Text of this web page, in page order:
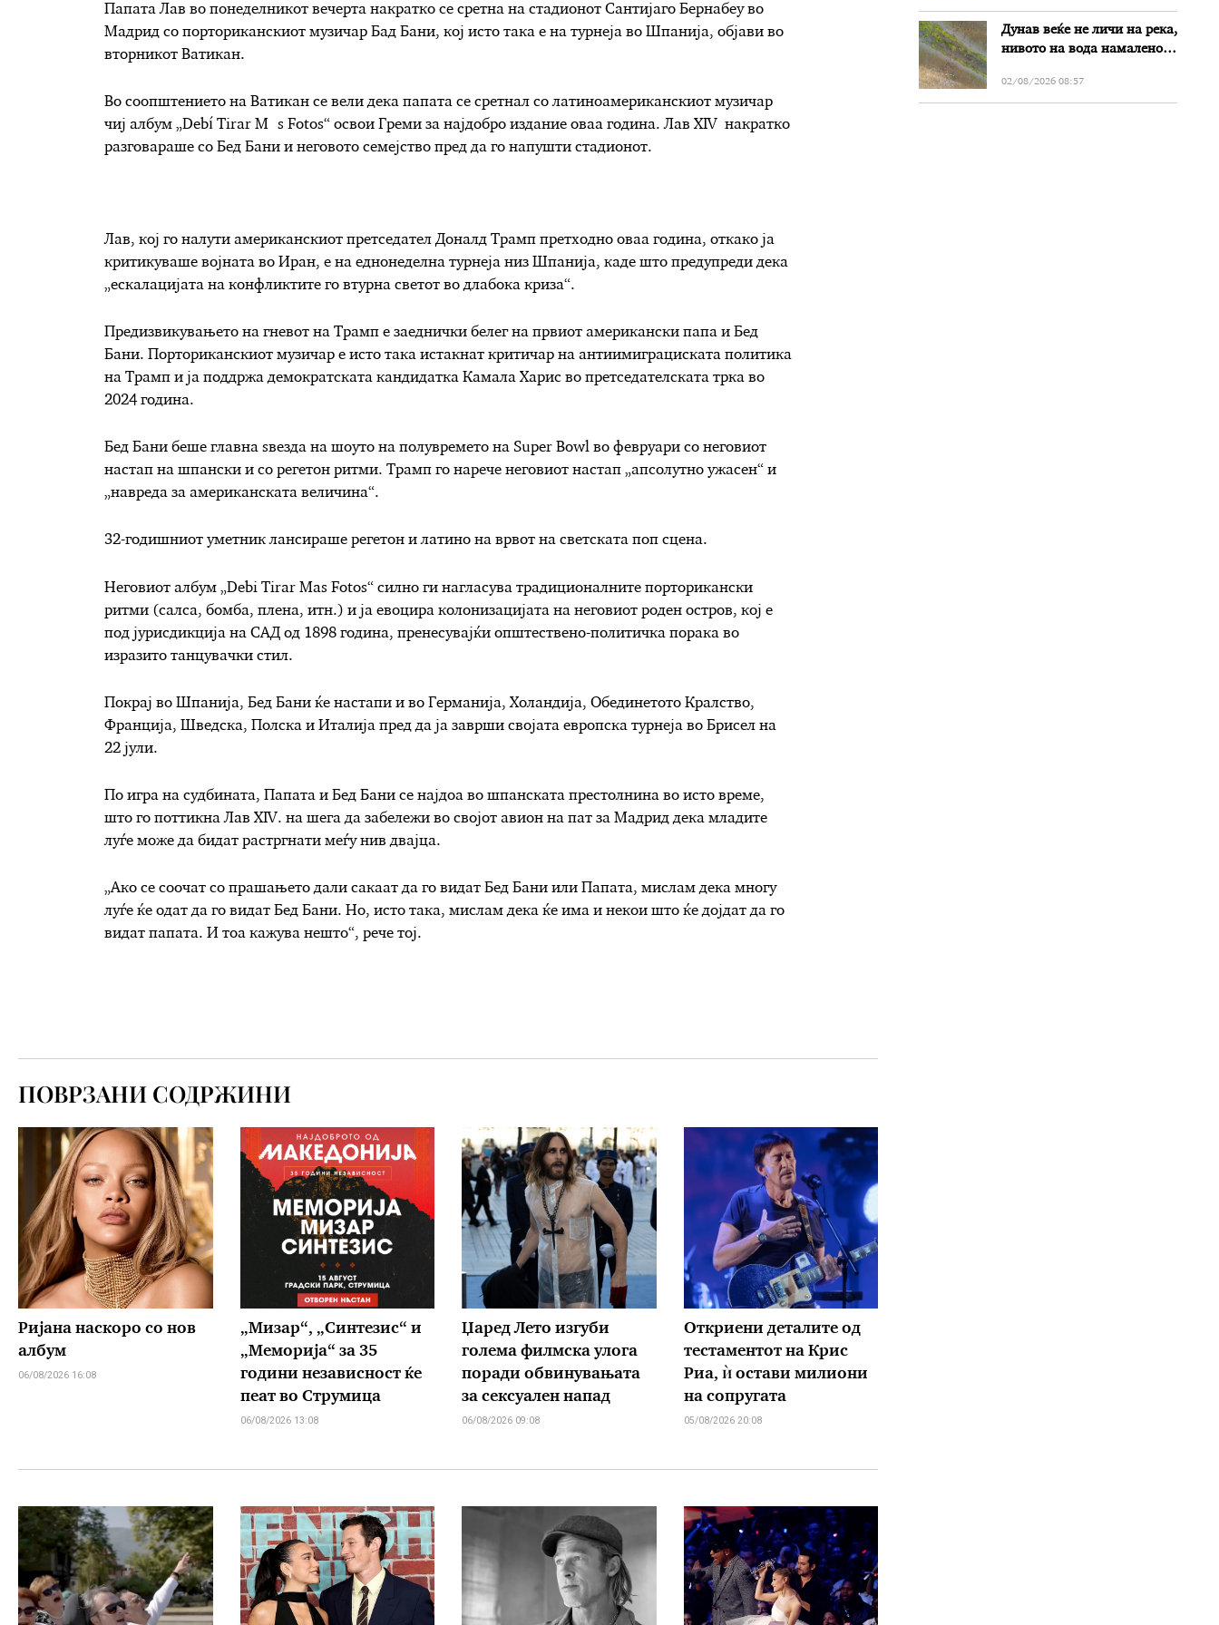
Папата Лав во понеделникот вечерта накратко се сретна на стадионот Сантијаго Бернабеу во
Мадрид со порториканскиот музичар Бад Бани, кој исто така е на турнеја во Шпанија, објави во
вторникот Ватикан.
Во соопштението на Ватикан се вели дека папата се сретнал со латиноамериканскиот музичар
чиј албум „Debí Tirar Más Fotos“ освои Греми за најдобро издание оваа година. Лав XIV накратко
разговараше со Бед Бани и неговото семејство пред да го напушти стадионот.
Лав, кој го налути американскиот претседател Доналд Трамп претходно оваа година, откако ја
критикуваше војната во Иран, е на еднонеделна турнеја низ Шпанија, каде што предупреди дека
„ескалацијата на конфликтите го втурна светот во длабока криза“.
Предизвикувањето на гневот на Трамп е заеднички белег на првиот американски папа и Бед
Бани. Порториканскиот музичар е исто така истакнат критичар на антиимиграциската политика
на Трамп и ја поддржа демократската кандидатка Камала Харис во претседателската трка во
2024 година.
Бед Бани беше главна ѕвезда на шоуто на полувремето на Super Bowl во февруари со неговиот
настап на шпански и со регетон ритми. Трамп го нарече неговиот настап „апсолутно ужасен“ и
„навреда за американската величина“.
32-годишниот уметник лансираше регетон и латино на врвот на светската поп сцена.
Неговиот албум „Debi Tirar Mas Fotos“ силно ги нагласува традиционалните порторикански
ритми (салса, бомба, плена, итн.) и ја евоцира колонизацијата на неговиот роден остров, кој е
под јурисдикција на САД од 1898 година, пренесувајќи општествено-политичка порака во
изразито танцувачки стил.
Покрај во Шпанија, Бед Бани ќе настапи и во Германија, Холандија, Обединетото Кралство,
Франција, Шведска, Полска и Италија пред да ја заврши својата европска турнеја во Брисел на
22 јули.
По игра на судбината, Папата и Бед Бани се најдоа во шпанската престолнина во исто време,
што го поттикна Лав XIV. на шега да забележи во својот авион на пат за Мадрид дека младите
луѓе може да бидат растргнати меѓу нив двајца.
„Ако се соочат со прашањето дали сакаат да го видат Бед Бани или Папата, мислам дека многу
луѓе ќе одат да го видат Бед Бани. Но, исто така, мислам дека ќе има и некои што ќе дојдат да го
видат папата. И тоа кажува нешто“, рече тој.
ПОВРЗАНИ СОДРЖИНИ
Ријана наскоро со нов
албум
06/08/2026 16:08
„Мизар“, „Синтезис“ и
„Меморија“ за 35
години независност ќе
пеат во Струмица
06/08/2026 13:08
Џаред Лето изгуби
голема филмска улога
поради обвинувањата
за сексуален напад
06/08/2026 09:08
Откриени деталите од
тестаментот на Крис
Риа, ѝ остави милиони
на сопругата
05/08/2026 20:08
Дунав веќе не личи на река,
нивото на вода намалено
Бугарија
02/08/2026 08:57